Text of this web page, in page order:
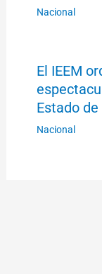
Nacional
El IEEM
Estado
Nacional